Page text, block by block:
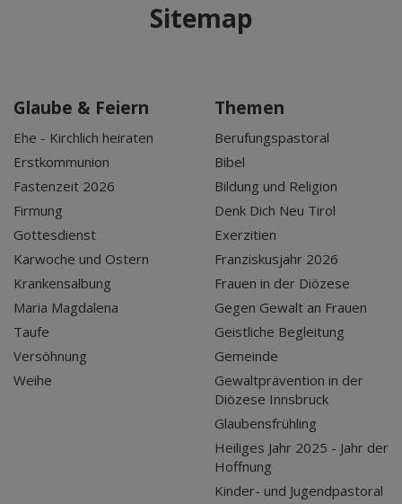
Sitemap
Glaube & Feiern
Ehe - Kirchlich heiraten
Erstkommunion
Fastenzeit 2026
Firmung
Gottesdienst
Karwoche und Ostern
Krankensalbung
Maria Magdalena
Taufe
Versöhnung
Weihe
Themen
Berufungspastoral
Bibel
Bildung und Religion
Denk Dich Neu Tirol
Exerzitien
Franziskusjahr 2026
Frauen in der Diözese
Gegen Gewalt an Frauen
Geistliche Begleitung
Gemeinde
Gewaltprävention in der
Diözese Innsbruck
Glaubensfrühling
Heiliges Jahr 2025 - Jahr der
Hoffnung
Kinder- und Jugendpastoral